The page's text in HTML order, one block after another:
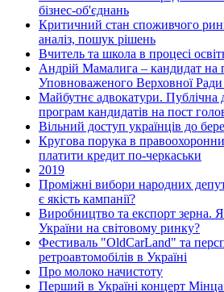
бізнес-об'єднань
Критичний стан споживчого
аналіз, пошук рішень
Вчитель та школа в процесі
Андрій Мамалига – кандидат на
Уповноваженого Верховної
Майбутнє адвокатури. Публічна
програм кандидатів на пост
Вільний доступ українців до
Кругова порука в
платити кредит по-черкаськи
2019
Проміжні вибори народних
є якість кампанії?
Виробництво та експорт зерна.
України на світовому ринку?
Фестиваль "OldCarLand" та
ретроавтомобілів в Україні
Про молоко начистоту
Перший в Україні концерт Мінца